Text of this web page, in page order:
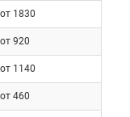
(150
(141-
(5-6/6
от 1830
от 920
от 1140
от 460